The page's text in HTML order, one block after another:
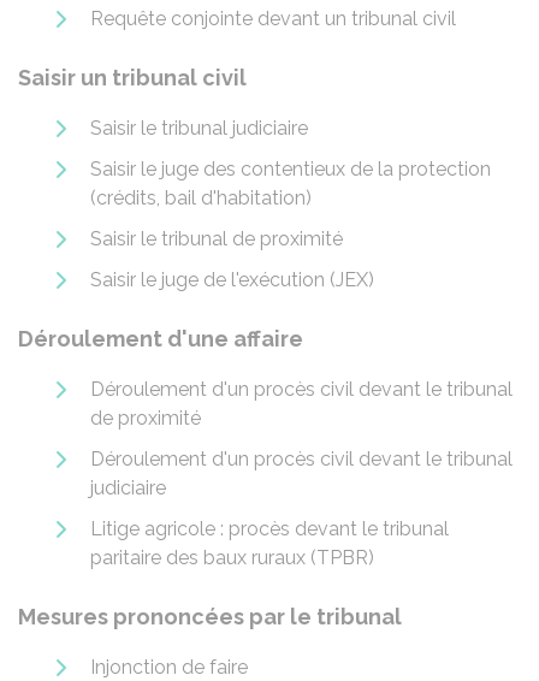
Requête conjointe devant un tribunal civil
Saisir un tribunal civil
Saisir le tribunal judiciaire
Saisir le juge des contentieux de la protection
(crédits, bail d'habitation)
Saisir le tribunal de proximité
Saisir le juge de l'exécution (JEX)
Déroulement d'une affaire
Déroulement d'un procès civil devant le tribunal
de proximité
Déroulement d'un procès civil devant le tribunal
judiciaire
Litige agricole : procès devant le tribunal
paritaire des baux ruraux (TPBR)
Mesures prononcées par le tribunal
Injonction de faire